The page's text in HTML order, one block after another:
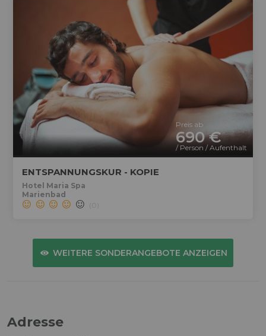
Preis ab
690 €
/ Person / Aufenthalt
ENTSPANNUNGSKUR - KOPIE
Hotel Maria Spa
Marienbad
WEITERE SONDERANGEBOTE ANZEIGEN
Adresse